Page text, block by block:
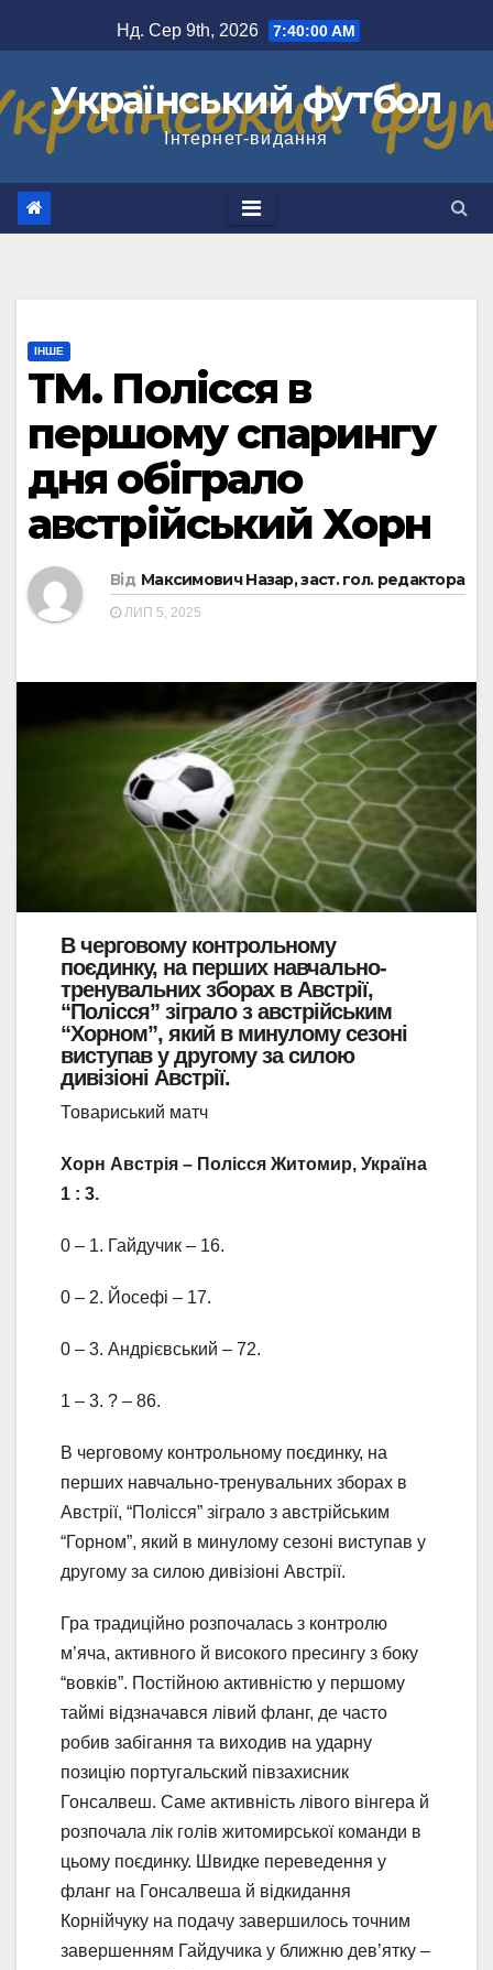
до
Нд. Сер 9th, 2026 7:40:01 AM
Український футбол
Інтернет-видання
ІНШЕ
ТМ. Полісся в
першому спарингу
дня обіграло
австрійський Хорн
Від Максимович Назар, заст. гол. редактора
ЛИП 5, 2025
В черговому контрольному
поєдинку, на перших навчально-
тренувальних зборах в Австрії,
“Полісся” зіграло з австрійським
“Хорном”, який в минулому сезоні
виступав у другому за силою
дивізіоні Австрії.
Товариський матч
Хорн Австрія – Полісся Житомир, Україна
1 : 3.
0 – 1. Гайдучик – 16.
0 – 2. Йосефі – 17.
0 – 3. Андрієвський – 72.
1 – 3. ? – 86.
В черговому контрольному поєдинку, на
перших навчально-тренувальних зборах в
Австрії, “Полісся” зіграло з австрійським
“Горном”, який в минулому сезоні виступав у
другому за силою дивізіоні Австрії.
Гра традиційно розпочалась з контролю
м’яча, активного й високого пресингу з боку
“вовків”. Постійною активністю у першому
таймі відзначався лівий фланг, де часто
робив забігання та виходив на ударну
позицію португальский півзахисник
Гонсалвеш. Саме активність лівого вінгера й
розпочала лік голів житомирської команди в
цьому поєдинку. Швидке переведення у
фланг на Гонсалвеша й відкидання
Корнійчуку на подачу завершилось точним
завершенням Гайдучика у ближню дев’ятку –